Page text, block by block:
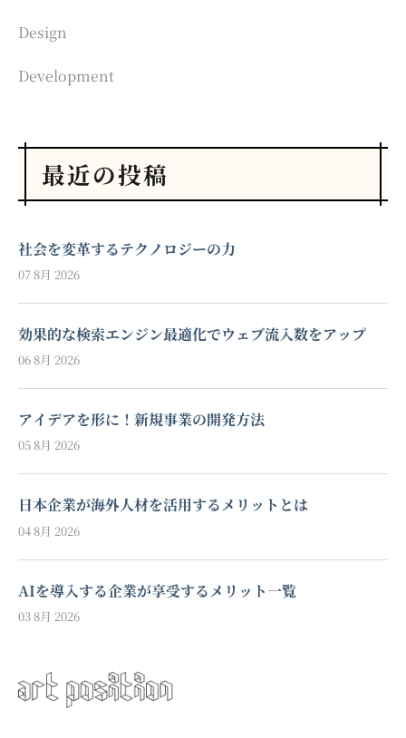
Design
Development
最近の投稿
社会を変革するテクノロジーの力
07 8月 2026
効果的な検索エンジン最適化でウェブ流入数をアップ
06 8月 2026
アイデアを形に！新規事業の開発方法
05 8月 2026
日本企業が海外人材を活用するメリットとは
04 8月 2026
AIを導入する企業が享受するメリット一覧
03 8月 2026